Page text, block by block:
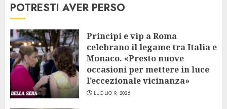
POTRESTI AVER PERSO
Principi e vip a Roma
celebrano il legame tra Italia e
Monaco. «Presto nuove
occasioni per mettere in luce
l’eccezionale vicinanza»
LUGLIO 9, 2026